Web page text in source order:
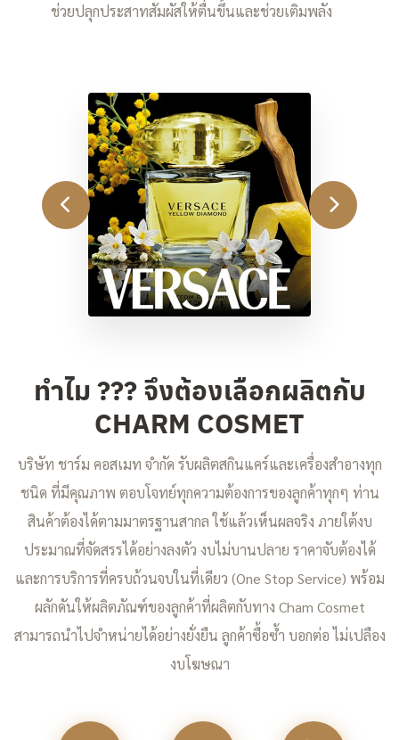
ช่วยปลุกประสาทสัมผัสให้ตื่นขึ้นและช่วยเติมพลัง
ทำไม ??? จึงต้องเลือกผลิตกับ
CHARM COSMET
บริษัท ชาร์ม คอสเมท จำกัด รับผลิตสกินแคร์และเครื่องสำอางทุก
ชนิด ที่มีคุณภาพ ตอบโจทย์ทุกความต้องการของลูกค้าทุกๆ ท่าน
สินค้าต้องได้ตามมาตรฐานสากล ใช้แล้วเห็นผลจริง ภายใต้งบ
ประมาณที่จัดสรรได้อย่างลงตัว งบไม่บานปลาย ราคาจับต้องได้
และการบริการที่ครบถ้วนจบในที่เดียว (One Stop Service) พร้อม
ผลักดันให้ผลิตภัณฑ์ของลูกค้าที่ผลิตกับทาง Cham Cosmet
สามารถนำไปจำหน่ายได้อย่างยั่งยืน ลูกค้าซื้อซ้ำ บอกต่อ ไม่เปลือง
งบโฆษณา